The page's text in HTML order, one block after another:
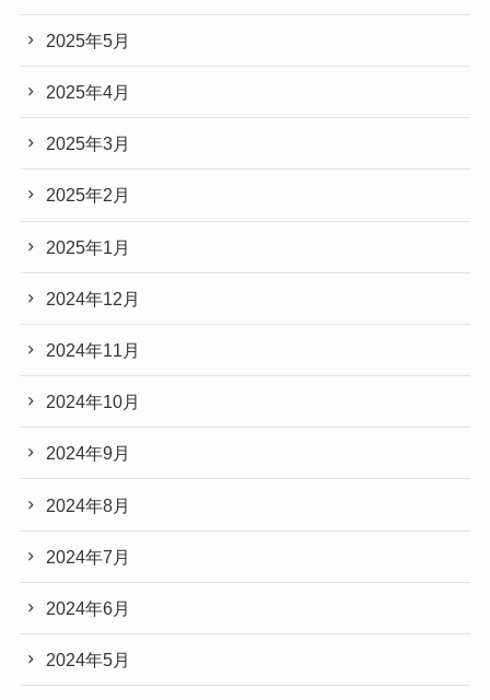
2025年5月
2025年4月
2025年3月
2025年2月
2025年1月
2024年12月
2024年11月
2024年10月
2024年9月
2024年8月
2024年7月
2024年6月
2024年5月